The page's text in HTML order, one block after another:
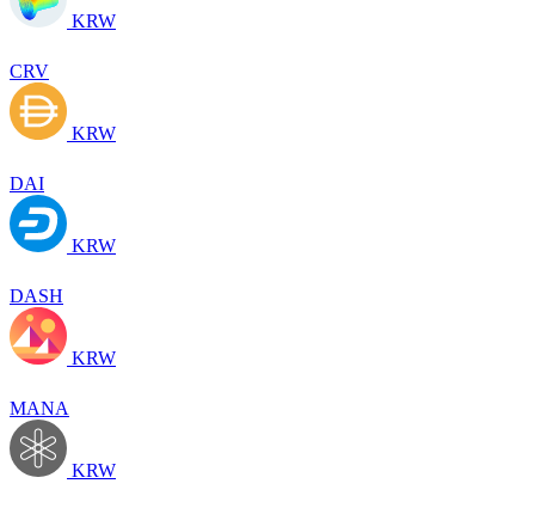
KRW
CRV
KRW
DAI
KRW
DASH
KRW
MANA
KRW